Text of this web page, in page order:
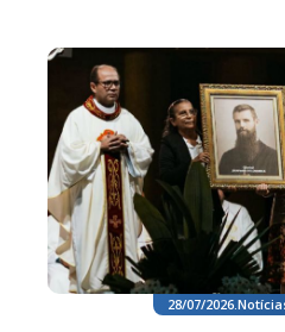
28/07/2026.